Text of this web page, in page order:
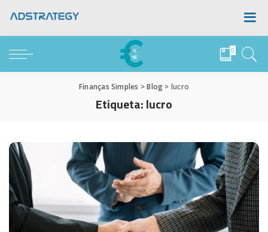
0
Finanças Simples >Blog > lucro
Etiqueta:lucro